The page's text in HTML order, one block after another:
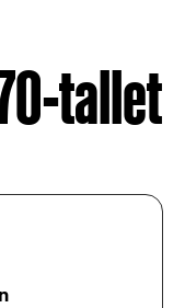
tallet